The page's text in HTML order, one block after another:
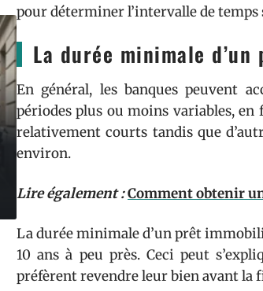
pour déterminer l’intervalle de temps
La durée minimale
En général, les banques peuvent
périodes plus ou moins variables,
relativement courts tandis que
environ.
Lire également :Comment obtenir
La durée minimale d’un prêt
10 ans à peu près. Ceci peut
préfèrent revendre leur bien avant la